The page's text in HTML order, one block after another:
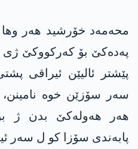
محەمەد خۆرشید هەر
په‌ده‌كێ بۆ کەرکووکێ ژی
پێشتر ئالیێن ئیراقی
سەر سۆزێن خوە
هەر هەولەكێ بدن ژ
پابەندی سۆزا کو ل سەر